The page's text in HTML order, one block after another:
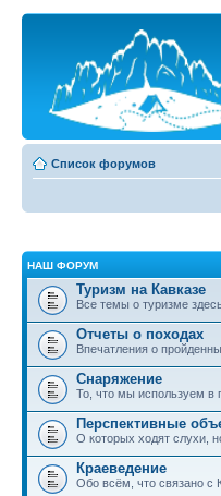
Список форумов
НАШ ФОРУМ
Туризм на Кавказе
Все темы о туризме
Отчеты о походах
Впечатления о
Снаряжение
То, что мы используем в
Перспективные
О которых ходят слухи,
Краеведение
Обо всём, что связано с